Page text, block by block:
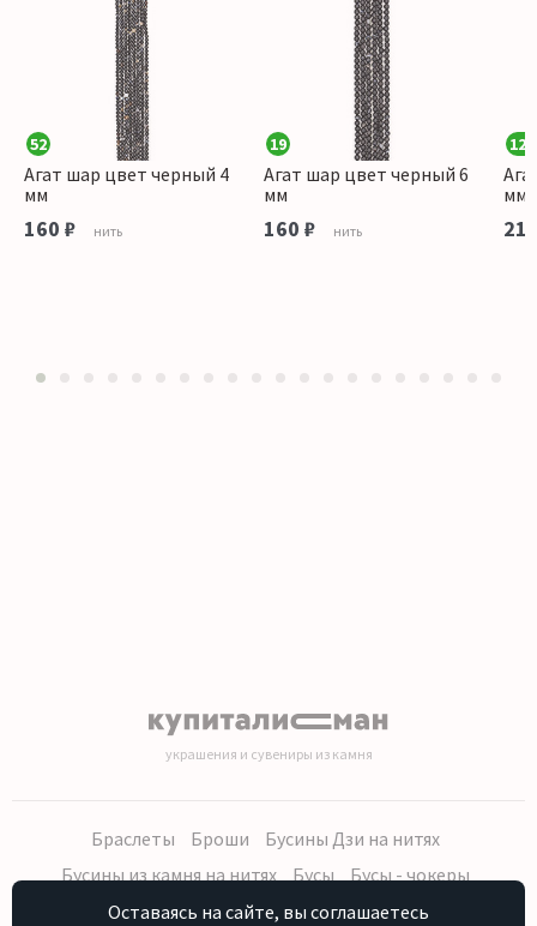
52
Агат шар цвет черный 4
мм
160 ₽ нить
19
Агат шар цвет черный 6
мм
160 ₽ нить
126
мм
украшения и сувениры из камня
Браслеты Броши
Бусины Дзи на нитях
Бусины из камня на нитях
Бусы
Бусы - чокеры
Кольца, серьги
Кулоны Наборы (бусы, браслет, серьги)
Оставаясь на сайте, вы соглашаетесь